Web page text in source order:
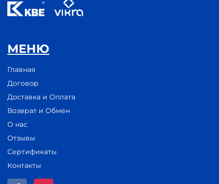
МЕНЮ
Главная
Договор
Доставка и Оплата
Возврат и Обмен
О нас
Отзывы
Сертификаты
Контакты